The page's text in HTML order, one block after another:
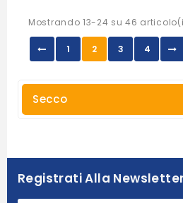
Mostrando 13-24 su 46
1 2 3 4
Secco
Registrati Alla